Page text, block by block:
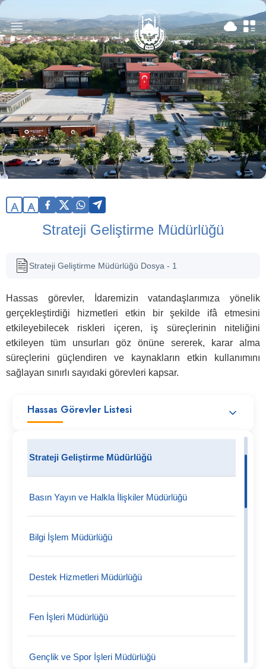
Hassas Görevler Listesi
Strateji Geliştirme Müdürlüğü
Basın Yayın ve Halkla İlişkiler Müdürlüğü
Bilgi İşlem Müdürlüğü
Destek Hizmetleri Müdürlüğü
Fen İşleri Müdürlüğü
Gençlik ve Spor İşleri Müdürlüğü
A A
Strateji Geliştirme Müdürlüğü
Strateji Geliştirme Müdürlüğü Dosya - 1
Hassas görevler, İdaremizin vatandaşlarımıza yönelik
gerçekleştirdiği hizmetleri etkin bir şekilde ifâ etmesini
etkileyebilecek riskleri içeren, iş süreçlerinin niteliğini
etkileyen tüm unsurları göz önüne sererek, karar alma
süreçlerini güçlendiren ve kaynakların etkin kullanımını
sağlayan sınırlı sayıdaki görevleri kapsar.